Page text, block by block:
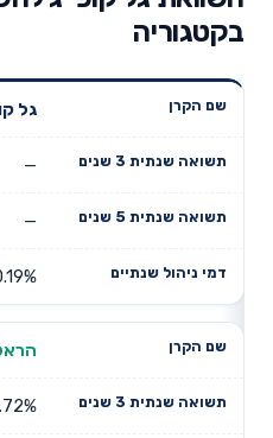
בקטגוריה
שנים
גל
—
—